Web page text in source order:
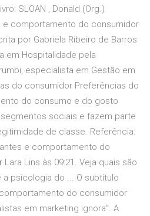
SLOAN , Donald (Org.)
e comportamento do consumidor
por Gabriela Ribeiro de Barros
em Hospitalidade pela
especialista em Gestão em
do consumidor Preferências do
do consumo e do gosto
sociais e fazem parte
de classe. Referência:
e comportamento do
Lins às 09:21. Veja quais são
psicologia do ... O subtítulo
do consumidor
em marketing ignora”. A